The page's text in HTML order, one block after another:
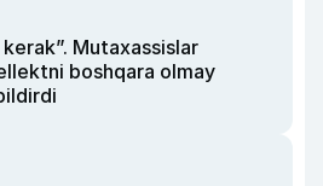
Mutaxassislar
boshqara olmay